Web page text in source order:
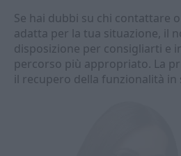
Se hai dubbi su chi contattare
adatta per la tua situazione, il
disposizione per consigliarti e
percorso più appropriato. La
il recupero della funzionalità in